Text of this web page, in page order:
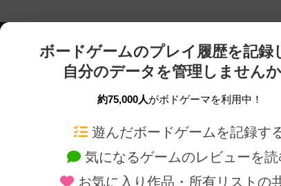
ボードゲームのプレイ履歴を記録
自分のデータを管理しません
約75,000人がボドゲーマを利用中！
遊んだボードゲームを記録す
気になるゲームのレビューを読
お気に入り作品・所有リストの
ボードゲームを検索する 新作・再入荷情報